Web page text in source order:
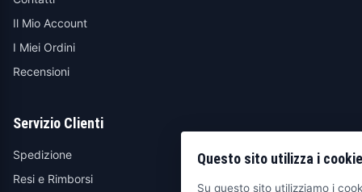
Il Mio Account
I Miei Ordini
Recensioni
Servizio Clienti
Spedizione
Resi e Rimborsi
Questo sito utilizza i cookie
Su questo sito utilizziamo i